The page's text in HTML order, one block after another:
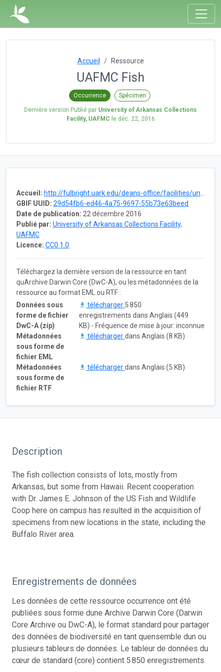
Accueil Ressource
UAFMC Fish
Occurrence Spécimen
Dernière version Publié par University of Arkansas Collections
Facility, UAFMC le déc. 22, 2016
Accueil: http://fulbright.uark.edu/deans-office/facilities/university-collections-facility/museum-collections.php
GBIF UUID: 29d54fb6-ed46-4a75-9697-55b73e63beed
Date de publication: 22 décembre 2016
Publié par: University of Arkansas Collections Facility,
UAFMC
Licence: CC0 1.0
Téléchargez la dernière version de la ressource en tant
quArchive Darwin Core (DwC-A), ou les métadonnées de la
ressource au format EML ou RTF :
Données sous
forme de fichier
DwC-A (zip)
télécharger 5 850
enregistrements dans Anglais (449
KB) - Fréquence de mise à jour: inconnue
Métadonnées
sous forme de
fichier EML
téléchargerdans Anglais (8 KB)
Métadonnées
sous forme de
fichier RTF
téléchargerdans Anglais (5 KB)
Description
The fish collection consists of lots, mostly from
Arkansas, but some from Hawaii. Recent cooperation
with Dr. James E. Johnson of the US Fish and Wildlife
Coop here on campus has resulted in the acquisition of
specimens from new locations in the state, including the
Buffalo River area.
Enregistrements de données
Les données de cette ressource occurrence ont été
publiées sous forme dune Archive Darwin Core (Darwin
Core Archive ou DwC-A), le format standard pour partager
des données de biodiversité en tant quensemble dun ou
plusieurs tableurs de données. Le tableur de données du
cœur de standard (core) contient 5 850 enregistrements.